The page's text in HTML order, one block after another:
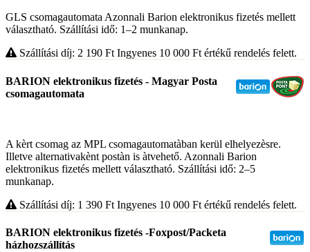
GLS csomagautomata Azonnali Barion elektronikus fizetés mellett
választható. Szállítási idő: 1–2 munkanap.
Szállítási díj: 2 190 Ft Ingyenes 10 000 Ftértékű rendelés felett.
BARION elektronikus fizetés - Magyar Posta
csomagautomata
A kèrt csomag az MPL csomagautomatàban kerül elhelyezèsre.
Illetve alternativakènt postàn is àtvehető. Azonnali Barion
elektronikus fizetés mellett választható. Szállítási idő: 2–5
munkanap.
Szállítási díj: 1 390 Ft Ingyenes 10 000 Ft értékű rendelés felett.
BARION elektronikus fizetés -Foxpost/Packeta
házhozszállítás